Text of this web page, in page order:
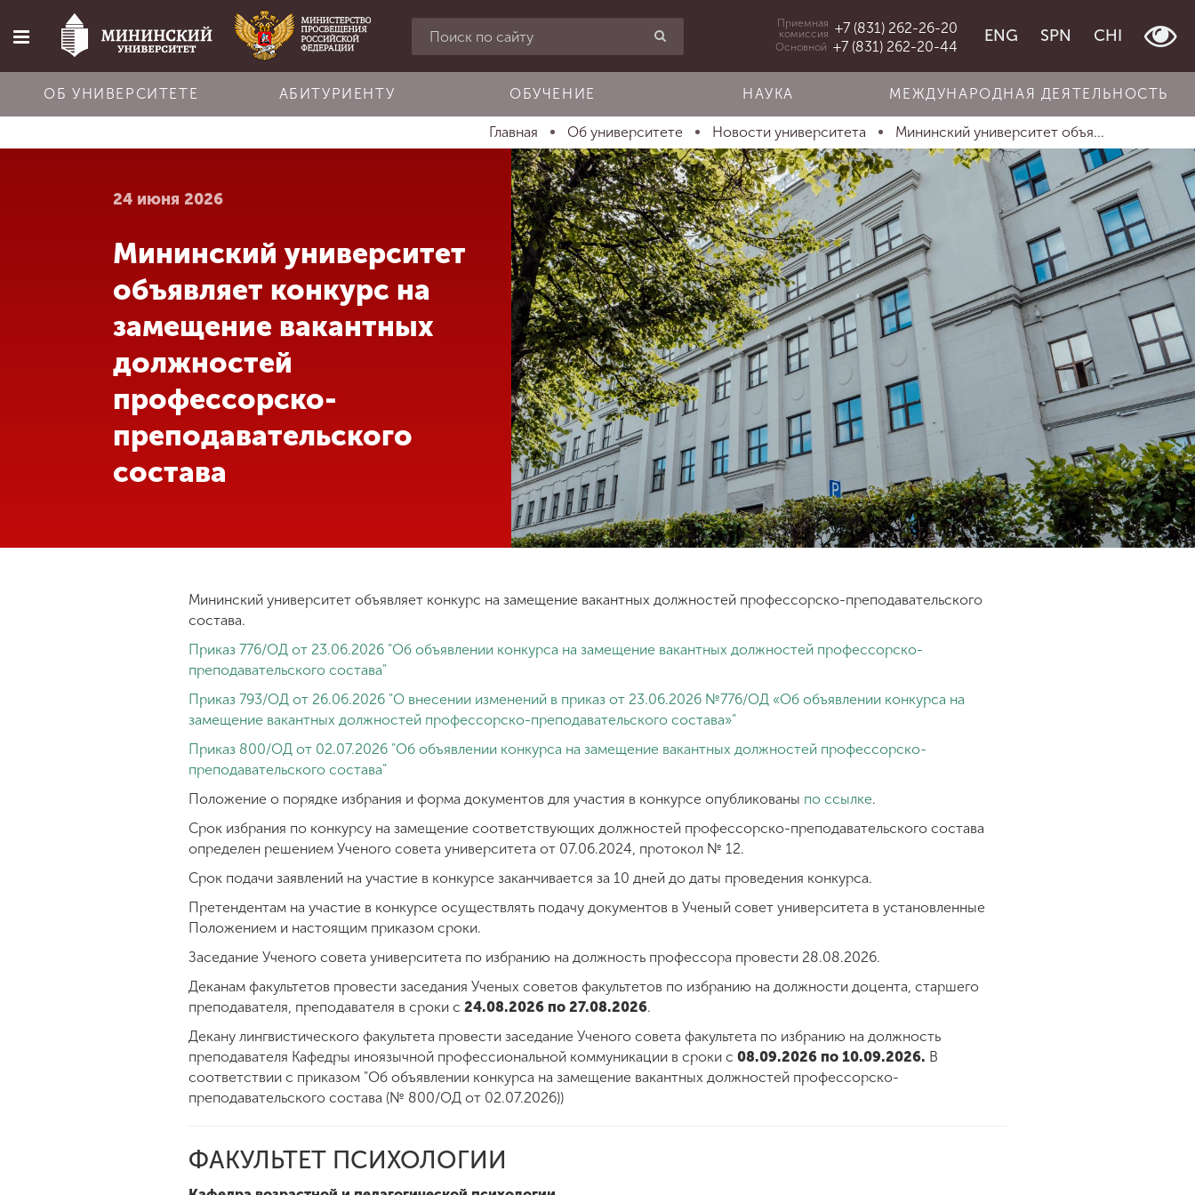
Главная
Об университете
Абитуриенту
Обучение
Международная
деятельность
Приемная
комиссия +7 (831) 262-26-20
Основной +7 (831) 262-20-44
ENG SPN CHI
ОБ УНИВЕРСИТЕТЕ АБИТУРИЕНТУ ОБУЧЕНИЕ НАУКА МЕЖДУНАРОДНАЯ ДЕЯТЕЛЬНОСТЬ
Главная Об университете Новости университета Мининский университет объя...
24 июня 2026
Мининский университет
объявляет конкурс на
замещение вакантных
должностей
профессорско-
преподавательского
состава
Мининский университет объявляет конкурс на замещение вакантных должностей профессорско-преподавательского
состава.
Приказ 776/ОД от 23.06.2026 "Об объявлении конкурса на замещение вакантных должностей профессорско-
преподавательского состава"
Приказ 793/ОД от 26.06.2026 "О внесении изменений в приказ от 23.06.2026 №776/ОД «Об объявлении конкурса на
замещение вакантных должностей профессорско-преподавательского состава»"
Приказ 800/ОД от 02.07.2026 "Об объявлении конкурса на замещение вакантных должностей профессорско-
преподавательского состава"
Положение о порядке избрания и форма документов для участия в конкурсе опубликованы по ссылке.
Срок избрания по конкурсу на замещение соответствующих должностей профессорско-преподавательского состава
определен решением Ученого совета университета от 07.06.2024, протокол № 12.
Срок подачи заявлений на участие в конкурсе заканчивается за 10 дней до даты проведения конкурса.
Претендентам на участие в конкурсе осуществлять подачу документов в Ученый совет университета в установленные
Положением и настоящим приказом сроки.
Заседание Ученого совета университета по избранию на должность профессора провести 28.08.2026.
Деканам факультетов провести заседания Ученых советов факультетов по избранию на должности доцента, старшего
преподавателя, преподавателя в сроки с 24.08.2026 по 27.08.2026.
Декану лингвистического факультета провести заседание Ученого совета факультета по избранию на должность
преподавателя Кафедры иноязычной профессиональной коммуникации в сроки с 08.09.2026 по 10.09.2026. В
соответствии с приказом "Об объявлении конкурса на замещение вакантных должностей профессорско-
преподавательского состава (№ 800/ОД от 02.07.2026))
ФАКУЛЬТЕТ ПСИХОЛОГИИ